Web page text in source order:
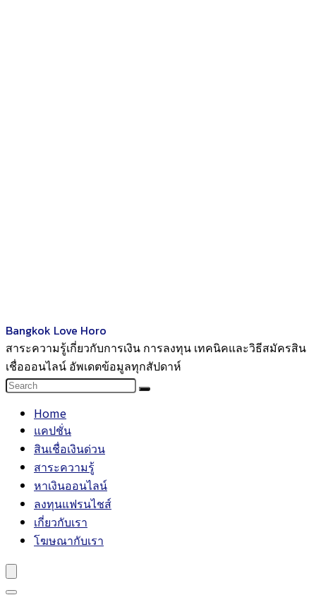
Bangkok Love Horo
สาระความรู้เกี่ยวกับการเงิน การลงทุน เทคนิคและวิธีสมัครสิน
เชื่อออนไลน์ อัพเดตข้อมูลทุกสัปดาห์
Home
แคปชั่น
สินเชื่อเงินด่วน
สาระความรู้
หาเงินออนไลน์
ลงทุนแฟรนไชส์
เกี่ยวกับเรา
โฆษณากับเรา